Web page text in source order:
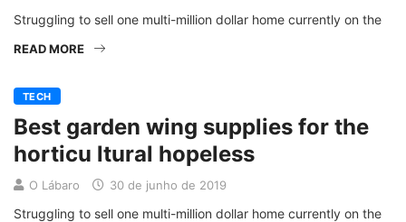
Struggling to sell one multi-million dollar home currently on the
READ MORE
TECH
Best garden wing supplies for the
horticu ltural hopeless
O Lábaro 30 de junho de 2019
Struggling to sell one multi-million dollar home currently on the